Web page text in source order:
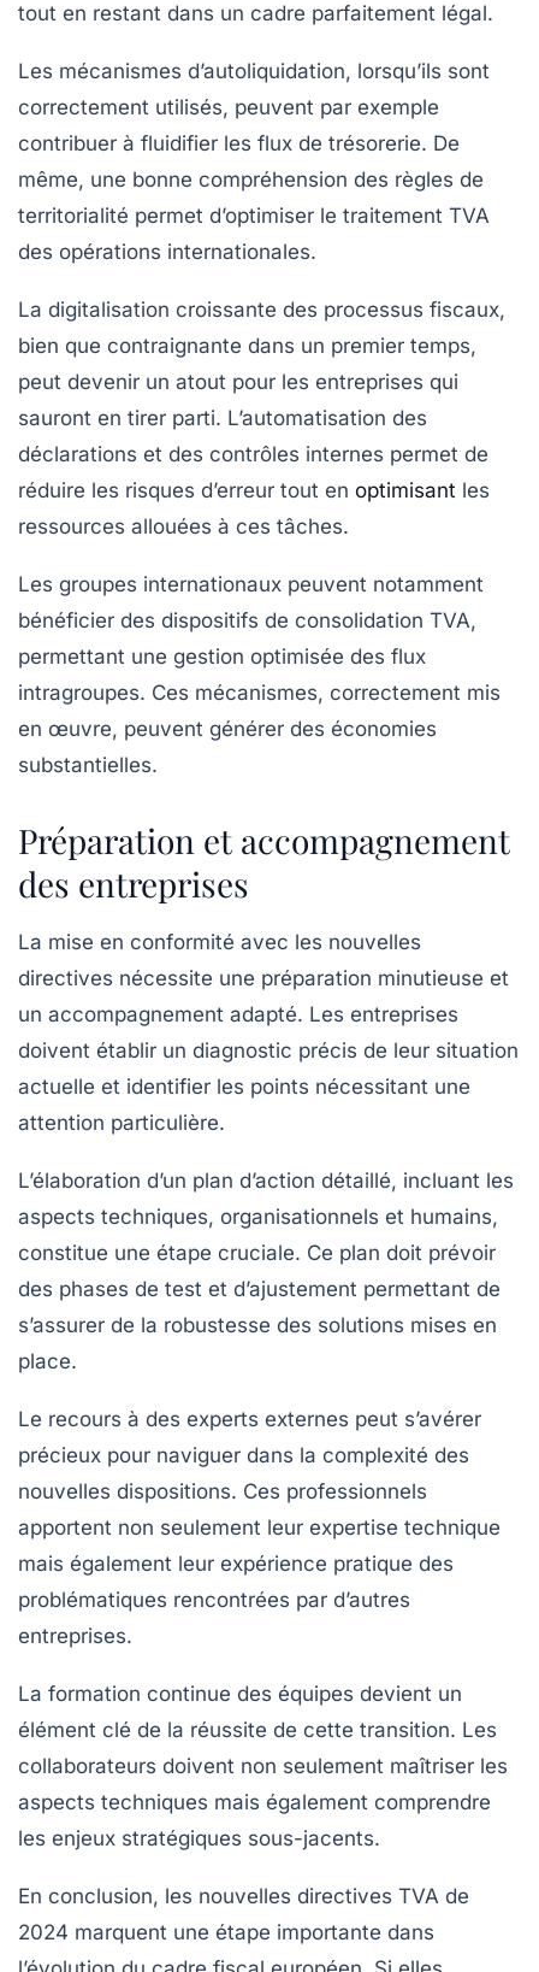
tout en restant dans un cadre parfaitement légal.
Les mécanismes d’autoliquidation, lorsqu’ils sont
correctement utilisés, peuvent par exemple
contribuer à fluidifier les flux de trésorerie. De
même, une bonne compréhension des règles de
territorialité permet d’optimiser le traitement TVA
des opérations internationales.
La digitalisation croissante des processus fiscaux,
bien que contraignante dans un premier temps,
peut devenir un atout pour les entreprises qui
sauront en tirer parti. L’automatisation des
déclarations et des contrôles internes permet de
réduire les risques d’erreur tout en optimisant les
ressources allouées à ces tâches.
Les groupes internationaux peuvent notamment
bénéficier des dispositifs de consolidation TVA,
permettant une gestion optimisée des flux
intragroupes. Ces mécanismes, correctement mis
en œuvre, peuvent générer des économies
substantielles.
Préparation et accompagnement
des entreprises
La mise en conformité avec les nouvelles
directives nécessite une préparation minutieuse et
un accompagnement adapté. Les entreprises
doivent établir un diagnostic précis de leur situation
actuelle et identifier les points nécessitant une
attention particulière.
L’élaboration d’un plan d’action détaillé, incluant les
aspects techniques, organisationnels et humains,
constitue une étape cruciale. Ce plan doit prévoir
des phases de test et d’ajustement permettant de
s’assurer de la robustesse des solutions mises en
place.
Le recours à des experts externes peut s’avérer
précieux pour naviguer dans la complexité des
nouvelles dispositions. Ces professionnels
apportent non seulement leur expertise technique
mais également leur expérience pratique des
problématiques rencontrées par d’autres
entreprises.
La formation continue des équipes devient un
élément clé de la réussite de cette transition. Les
collaborateurs doivent non seulement maîtriser les
aspects techniques mais également comprendre
les enjeux stratégiques sous-jacents.
En conclusion, les nouvelles directives TVA de
2024 marquent une étape importante dans